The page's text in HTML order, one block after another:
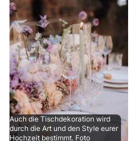
Auch die Tischdekoration wird
durch die Art und den Style eurer
Hochzeit bestimmt. Foto